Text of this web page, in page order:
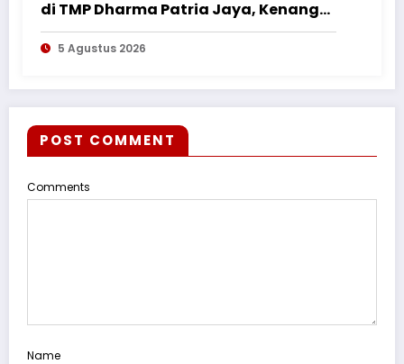
di TMP Dharma Patria Jaya, Kenang
Jasa Pahlawan dalam Peringatan
HUT ke-1
5 Agustus 2026
POST COMMENT
Comments
Name